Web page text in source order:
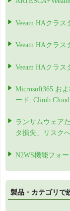
Veeam HAクラ
Veeam HAクラ
Veeam HAクラス
Microsoft365 お
ード: Climb
ランサムウェア
タ損失」リスク
N2WS機能フォ
製品・カテゴリで